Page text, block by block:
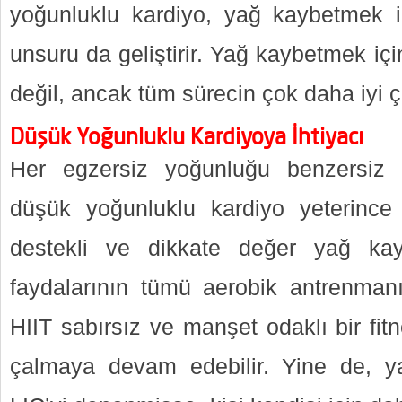
yoğunluklu kardiyo, yağ
unsuru da geliştirir. Yağ kaybetmek
değil, ancak tüm sürecin çok daha iyi
Düşük Yoğunluklu Kardiyoya İhtiyacı
Her egzersiz yoğunluğu benzersiz
düşük yoğunluklu kardiyo
destekli ve dikkate değer yağ
faydalarının tümü aerobik
HIIT sabırsız ve manşet odaklı bir
çalmaya devam edebilir. Yine de,